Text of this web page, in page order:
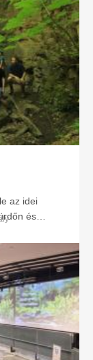
az idei
és